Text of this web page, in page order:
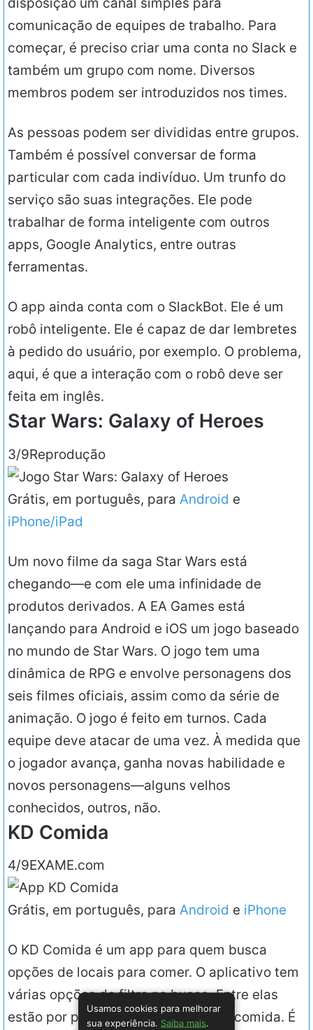
comunicação de equipes de trabalho. Para
começar, é preciso criar uma conta no Slack e
também um grupo com nome. Diversos
membros podem ser introduzidos nos times.
As pessoas podem ser divididas entre grupos.
Também é possível conversar de forma
particular com cada indivíduo. Um trunfo do
serviço são suas integrações. Ele pode
trabalhar de forma inteligente com outros
apps, Google Analytics, entre outras
ferramentas.
O app ainda conta com o SlackBot. Ele é um
robô inteligente. Ele é capaz de dar lembretes
à pedido do usuário, por exemplo. O problema,
aqui, é que a interação com o robô deve ser
feita em inglês.
Star Wars: Galaxy of Heroes
3/9Reprodução
Grátis, em português, para Android e
iPhone/iPad
Um novo filme da saga Star Wars está
chegando—e com ele uma infinidade de
produtos derivados. A EA Games está
lançando para Android e iOS um jogo baseado
no mundo de Star Wars. O jogo tem uma
dinâmica de RPG e envolve personagens dos
seis filmes oficiais, assim como da série de
animação. O jogo é feito em turnos. Cada
equipe deve atacar de uma vez. À medida que
o jogador avança, ganha novas habilidade e
novos personagens—alguns velhos
conhecidos, outros, não.
KD Comida
4/9EXAME.com
Grátis, em português, para Android e iPhone
O KD Comida é um app para quem busca
opções de locais para comer. O aplicativo tem
várias opções de filtro na busca. Entre elas
estão por preço, distância e tipo de comida. É
Usamos cookies para melhorar
sua experiência. Saiba mais